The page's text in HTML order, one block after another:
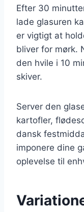
Efter 30
lade glasuren
er vigtigt at
bliver for mørk.
den hvile i 10
skiver.
Server den
kartofler,
dansk
imponere dine
oplevelse til